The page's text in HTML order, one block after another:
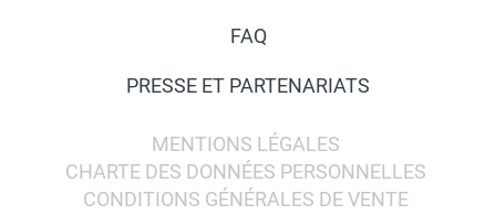
FAQ
PRESSE ET PARTENARIATS
MENTIONS LÉGALES
CHARTE DES DONNÉES PERSONNELLES
CONDITIONS GÉNÉRALES DE VENTE